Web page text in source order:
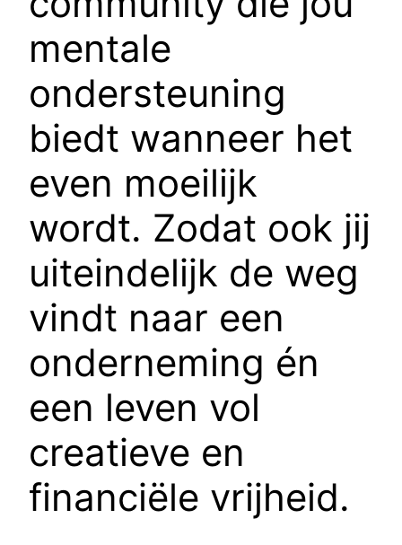
mentale
ondersteuning
biedt wanneer het
even moeilijk
wordt. Zodat ook jij
uiteindelijk de weg
vindt naar een
onderneming én
een leven vol
creatieve en
financiële vrijheid.